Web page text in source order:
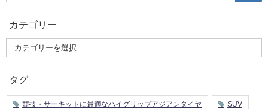
カテゴリー
タグ
競技・サーキットに最適なハイグリップアジアンタイヤ SUV